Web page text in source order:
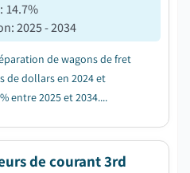
14.7%
:2025 - 2034
de wagons de fret
de dollars en 2024 et
entre 2025 et 2034....
de courant 3rd